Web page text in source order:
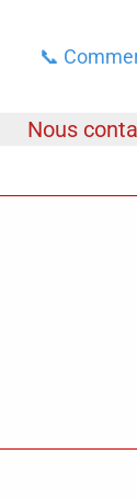
📞
Nous